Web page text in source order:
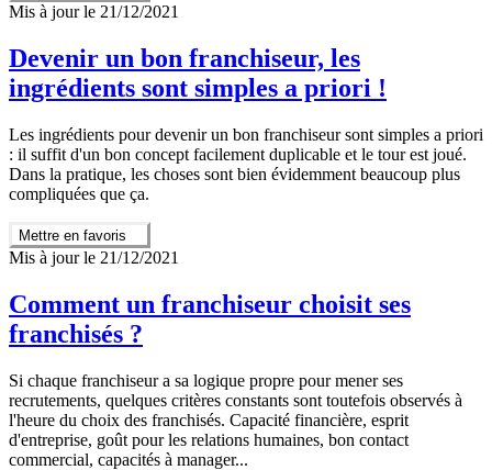
Mis à jour le 21/12/2021
Devenir un bon franchiseur, les
ingrédients sont simples a priori !
Les ingrédients pour devenir un bon franchiseur sont simples a priori
: il suffit d'un bon concept facilement duplicable et le tour est joué.
Dans la pratique, les choses sont bien évidemment beaucoup plus
compliquées que ça.
Mettre en favoris
Mis à jour le 21/12/2021
Comment un franchiseur choisit ses
franchisés ?
Si chaque franchiseur a sa logique propre pour mener ses
recrutements, quelques critères constants sont toutefois observés à
l'heure du choix des franchisés. Capacité financière, esprit
d'entreprise, goût pour les relations humaines, bon contact
commercial, capacités à manager...